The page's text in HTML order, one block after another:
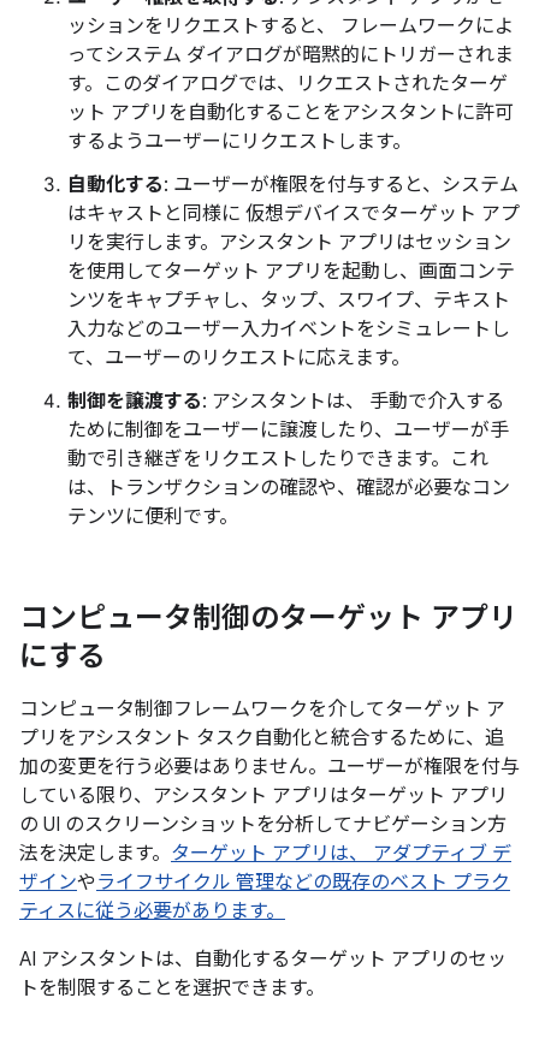
ッションをリクエストすると、 フレームワークによ
ってシステム ダイアログが暗黙的にトリガーされま
す。このダイアログでは、リクエストされたターゲ
ット アプリを自動化することをアシスタントに許可
するようユーザーにリクエストします。
自動化する: ユーザーが権限を付与すると、システム
はキャストと同様に 仮想デバイスでターゲット アプ
リを実行します。アシスタント アプリはセッション
を使用してターゲット アプリを起動し、画面コンテ
ンツをキャプチャし、タップ、スワイプ、テキスト
入力などのユーザー入力イベントをシミュレートし
て、ユーザーのリクエストに応えます。
制御を譲渡する: アシスタントは、 手動で介入する
ために制御をユーザーに譲渡したり、ユーザーが手
動で引き継ぎをリクエストしたりできます。これ
は、トランザクションの確認や、確認が必要なコン
テンツに便利です。
コンピュータ制御のターゲット アプリ
にする
コンピュータ制御フレームワークを介してターゲット ア
プリをアシスタント タスク自動化と統合するために、追
加の変更を行う必要はありません。ユーザーが権限を付与
している限り、アシスタント アプリはターゲット アプリ
の UI のスクリーンショットを分析してナビゲーション方
法を決定します。 ターゲット アプリは、 アダプティブ デ
ザインやライフサイクル 管理などの既存のベスト プラク
ティスに従う必要があります。
AI アシスタントは、自動化するターゲット アプリのセッ
トを制限することを選択できます。